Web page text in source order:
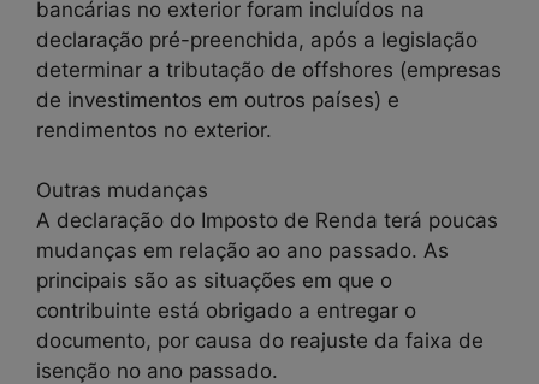
bancárias no exterior foram incluídos na
declaração pré-preenchida, após a legislação
determinar a tributação de offshores (empresas
de investimentos em outros países) e
rendimentos no exterior.
Outras mudanças
A declaração do Imposto de Renda terá poucas
mudanças em relação ao ano passado. As
principais são as situações em que o
contribuinte está obrigado a entregar o
documento, por causa do reajuste da faixa de
isenção no ano passado.